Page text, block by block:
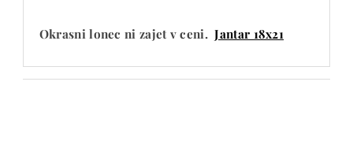
Okrasni lonec ni zajet v ceni.Jantar 18x21